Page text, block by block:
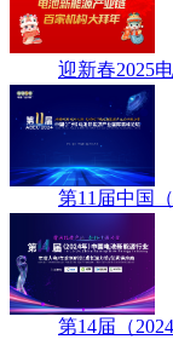
迎新春2025
第11届中国
第14届（